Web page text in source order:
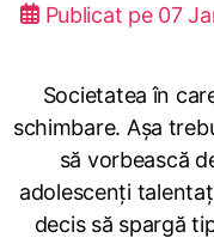
Publicat pe 07
Societatea în
schimbare. Așa
să vorbească
adolescenți
decis să spargă